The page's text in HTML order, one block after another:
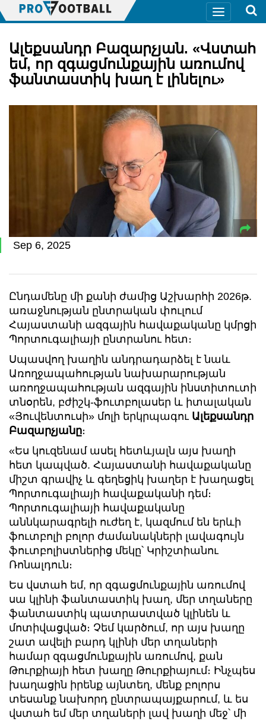
Ալեքսանդր Բազարչյան. «Վստահ
եմ, որ զգացմունքային առումով
ֆանտաստիկ խաղ է լինելու»
Sep 6, 2025
Ընդամենը մի քանի ժամից Աշխարհի 2026թ.
առաջնության ընտրական փուլում
Հայաստանի ազգային հավաքականը կմրցի
Պորտուգալիայի ընտրանու հետ։
Սպասվող խաղին անդրադարձել է նաև
Առողջապահության նախարարության
առողջապահության ազգային ինստիտուտի
տնօրեն, բժիշկ-ֆուտբոլասեր և իտալական
«Յուվենտուսի» մոլի երկրպագու Ալեքսանդր
Բազարչյանը։
«Ես կուզենամ ասել հետևյալն այս խաղի
հետ կապված. Հայաստանի հավաքականը
միշտ գրավիչ և գեղեցիկ խաղեր է խաղացել
Պորտուգալիայի հավաքականի դեմ։
Պորտուգալիայի հավաքականը
աննկարագրելի ուժեղ է, կազմում են երևի
ֆուտբոլի բոլոր ժամանակների լավագույն
ֆուտբոլիստներից մեկը՝ Կրիշտիանու
Ռոնալդուն։
Ես վստահ եմ, որ զգացմունքային առումով
սա կլինի ֆանտաստիկ խաղ, մեր տղաները
ֆանտաստիկ պատրաստված կլինեն և
մոտիվացված։ Չեմ կարծում, որ այս խաղը
շատ ավելի բարդ կլինի մեր տղաների
համար զգացմունքային առումով, քան
Թուրքիայի հետ խաղը Թուրքիայում։ Ինչպես
խաղացին իրենք այնտեղ, մենք բոլորս
տեսանք նախորդ ընտրապայքարում, և ես
վստահ եմ մեր տղաների լավ խաղի մեջ՝ մի